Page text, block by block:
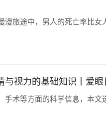
漫旅途中，男人的死亡率比
与视力的基础知识丨爱眼
手术等方面的科学信息，本